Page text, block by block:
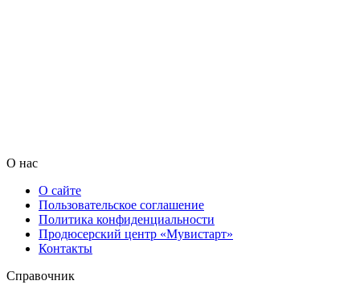
О нас
О сайте
Пользовательское соглашение
Политика конфиденциальности
Продюсерский центр «Мувистарт»
Контакты
Справочник